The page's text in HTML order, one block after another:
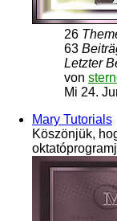
26
63
Letzter
von
Mi 24.
Mary Tutorials
Köszönjük,